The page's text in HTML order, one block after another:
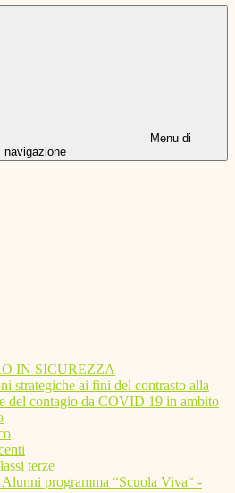
Menu di
navigazione
IN SICUREZZA
strategiche ai fini del contrasto alla
del contagio da COVID 19 in ambito
terze
programma “Scuola Viva“ -